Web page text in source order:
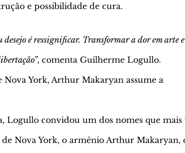
e possibilidade de cura.
desejo é ressignificar. Transformar a dor em arte
”, comenta Guilherme Logullo.
York, Arthur Makaryan assume a
Logullo convidou um dos nomes que mais
de Nova York, o armênio Arthur Makaryan,